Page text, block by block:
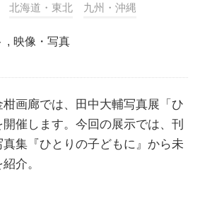
北海道・東北 九州・沖縄
, 映像・写真
画廊では、田中大輔写真展「ひ
催します。今回の展示では、刊
集『ひとりの子どもに』から未
介。